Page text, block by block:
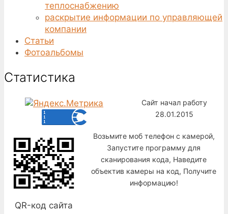
теплоснабжению
раскрытие информации по управляющей
компании
Статьи
Фотоальбомы
Статистика
Сайт начал работу
28.01.2015
QR-код сайта
Возьмите моб телефон с камерой,
Запустите программу для
сканирования кода, Наведите
объектив камеры на код, Получите
информацию!